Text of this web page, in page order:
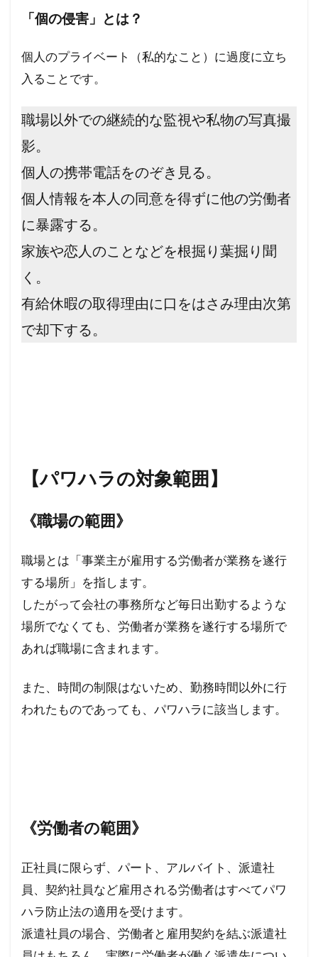
「個の侵害」とは？
個人のプライベート（私的なこと）に過度に立ち
入ることです。
職場以外での継続的な監視や私物の写真撮
影。
個人の携帯電話をのぞき見る。
個人情報を本人の同意を得ずに他の労働者
に暴露する。
家族や恋人のことなどを根掘り葉掘り聞
く。
有給休暇の取得理由に口をはさみ理由次第
で却下する。
【パワハラの対象範囲】
《職場の範囲》
職場とは「事業主が雇用する労働者が業務を遂行
する場所」を指します。
したがって会社の事務所など毎日出勤するような
場所でなくても、労働者が業務を遂行する場所で
あれば職場に含まれます。
また、時間の制限はないため、勤務時間以外に行
われたものであっても、パワハラに該当します。
《労働者の範囲》
正社員に限らず、パート、アルバイト、派遣社
員、契約社員など雇用される労働者はすべてパワ
ハラ防止法の適用を受けます。
派遣社員の場合、労働者と雇用契約を結ぶ派遣社